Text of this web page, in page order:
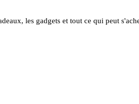
les gadgets et tout ce qui peut